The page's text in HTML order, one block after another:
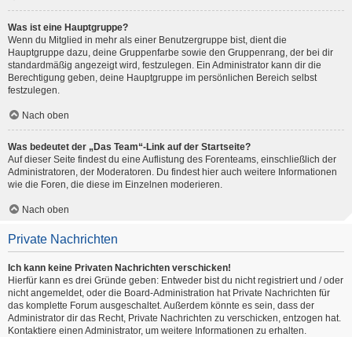
Was ist eine Hauptgruppe?
Wenn du Mitglied in mehr als einer Benutzergruppe bist, dient die
Hauptgruppe dazu, deine Gruppenfarbe sowie den Gruppenrang, der bei dir
standardmäßig angezeigt wird, festzulegen. Ein Administrator kann dir die
Berechtigung geben, deine Hauptgruppe im persönlichen Bereich selbst
festzulegen.
Nach oben
Was bedeutet der „Das Team“-Link auf der Startseite?
Auf dieser Seite findest du eine Auflistung des Forenteams, einschließlich der
Administratoren, der Moderatoren. Du findest hier auch weitere Informationen
wie die Foren, die diese im Einzelnen moderieren.
Nach oben
Private Nachrichten
Ich kann keine Privaten Nachrichten verschicken!
Hierfür kann es drei Gründe geben: Entweder bist du nicht registriert und / oder
nicht angemeldet, oder die Board-Administration hat Private Nachrichten für
das komplette Forum ausgeschaltet. Außerdem könnte es sein, dass der
Administrator dir das Recht, Private Nachrichten zu verschicken, entzogen hat.
Kontaktiere einen Administrator, um weitere Informationen zu erhalten.